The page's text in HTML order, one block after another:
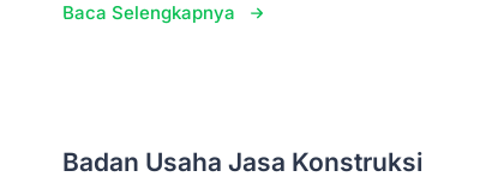
Baca Selengkapnya
Badan Usaha Jasa Konstruksi